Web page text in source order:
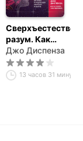
разум. Как
обычные люди
делают
невозможное с
помощью силы
Джо Диспенза
13 часов 31 минута